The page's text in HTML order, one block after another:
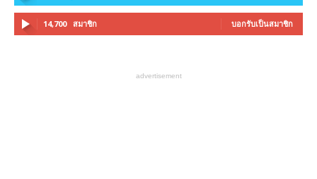
14,700 สมาชิก บอกรับเป็นสมาชิก
advertisement